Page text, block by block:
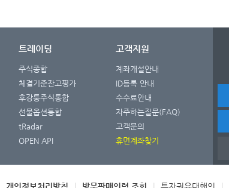
트레이딩
주식종합
체결기준잔고평가
후강퉁주식통합
선물옵션통합
tRadar
OPEN API
고객지원
계좌개설안내
ID등록 안내
수수료안내
자주하는질문(FAQ)
고객문의
휴면계좌찾기